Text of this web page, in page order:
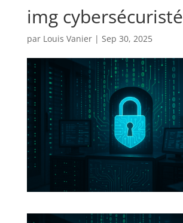
img cybersécuristé
par Louis Vanier| Sep 30, 2025